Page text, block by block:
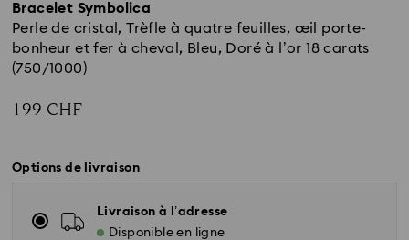
Bracelet Symbolica
Perle de cristal, Trèfle à quatre feuilles, œil porte-
bonheur et fer à cheval, Bleu, Doré à l’or 18 carats
(750/1000)
199 CHF
Options de livraison
Livraison à l’adresse
Disponible en ligne